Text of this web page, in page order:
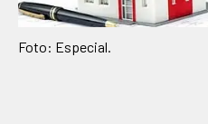
Foto: Especial.